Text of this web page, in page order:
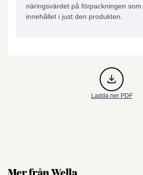
näringsvärdet på förpackningen
innehållet i just den produkten.
Ladda ner PDF